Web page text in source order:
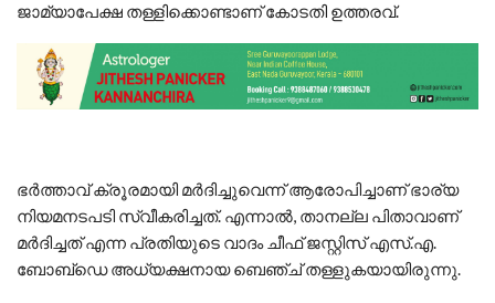
ജാമ്യാപേക്ഷ തള്ളിക്കൊണ്ടാണ് കോടതി ഉത്തരവ്.
ഭർത്താവ് ക്രൂരമായി മർദിച്ചുവെന്ന് ആരോപിച്ചാണ് ഭാര്യ
നിയമനടപടി സ്വീകരിച്ചത്. എന്നാൽ, താനല്ല പിതാവാണ്
മർദിച്ചത് എന്ന പ്രതിയുടെ വാദം ചീഫ് ജസ്റ്റിസ് എസ്.എ.
ബോബ്ഡെ അധ്യക്ഷനായ ബെഞ്ച് തള്ളുകയായിരുന്നു.